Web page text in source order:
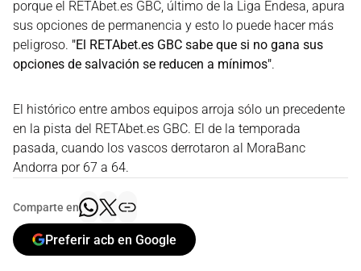
porque el RETAbet.es GBC, último de la Liga Endesa, apura
sus opciones de permanencia y esto lo puede hacer más
peligroso. "El RETAbet.es GBC sabe que si no gana sus
opciones de salvación se reducen a mínimos".
El histórico entre ambos equipos arroja sólo un precedente
en la pista del RETAbet.es GBC. El de la temporada
pasada, cuando los vascos derrotaron al MoraBanc
Andorra por 67 a 64.
Comparte en
Preferir acb en Google